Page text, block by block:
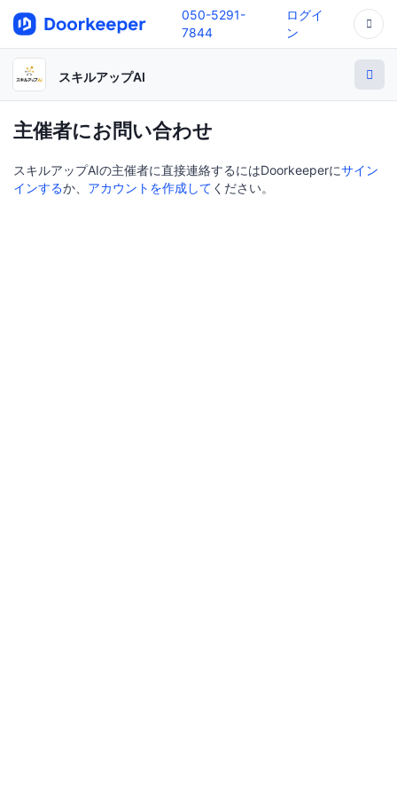
050-5291-
7844
ログイ
ン
スキルアップAI
主催者にお問い合わせ
スキルアップAIの主催者に直接連絡するにはDoorkeeperにサイン
インするか、 アカウントを作成して ください。